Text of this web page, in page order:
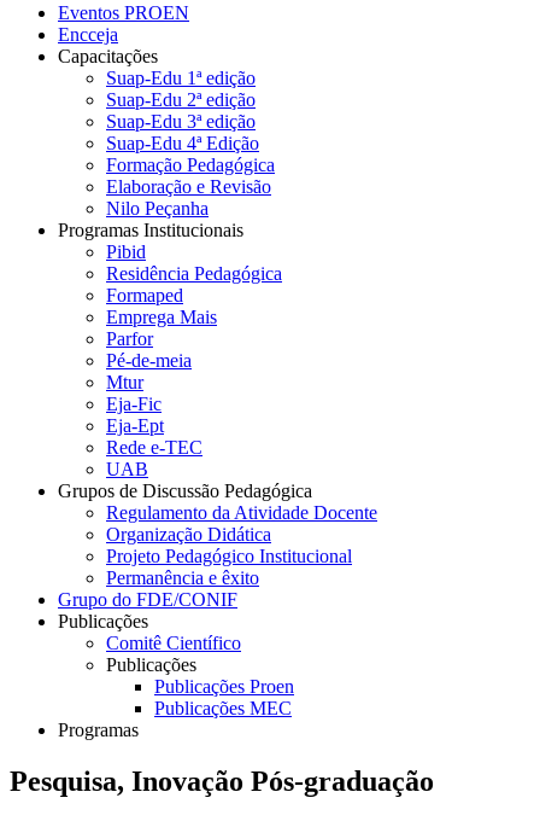
Eventos PROEN
Encceja
Capacitações
Suap-Edu 1ª edição
Suap-Edu 2ª edição
Suap-Edu 3ª edição
Suap-Edu 4ª Edição
Formação Pedagógica
Elaboração e Revisão
Nilo Peçanha
Programas Institucionais
Pibid
Residência Pedagógica
Formaped
Emprega Mais
Parfor
Pé-de-meia
Mtur
Eja-Fic
Eja-Ept
Rede e-TEC
UAB
Grupos de Discussão Pedagógica
Regulamento da Atividade Docente
Organização Didática
Projeto Pedagógico Institucional
Permanência e êxito
Grupo do FDE/CONIF
Publicações
Comitê Científico
Publicações
Publicações Proen
Publicações MEC
Programas
Pesquisa, Inovação Pós-graduação